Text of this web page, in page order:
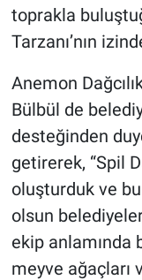
toprakla
Tarzanı’nın
Anemon
Bülbül de
desteğinden
getirerek, “Spil
oluşturduk ve
olsun
ekip anlamında
meyve ağaçları